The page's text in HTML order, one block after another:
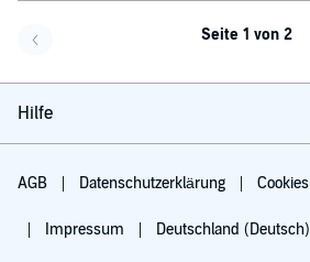
Seite 1 von 2
Hilfe
AGB Datenschutzerklärung Cookies
Impressum Deutschland (Deutsch)